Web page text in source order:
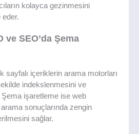
kolayca gezinmesini
eder.
ve SEO’da Şema
sayfalı içeriklerin arama motorları
indekslenmesini ve
Şema işaretleme ise web
sonuçlarında zengin
sağlar.